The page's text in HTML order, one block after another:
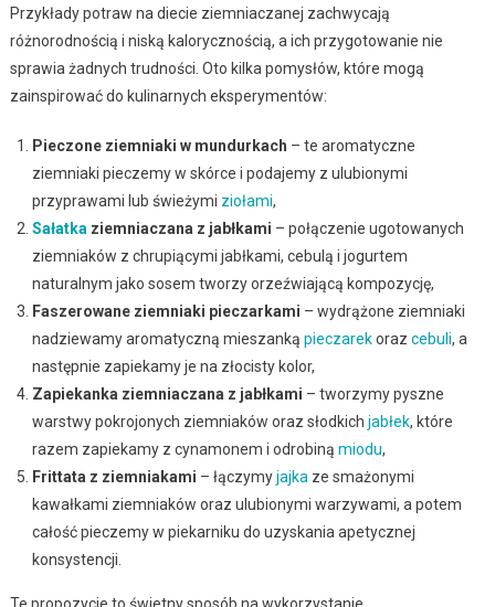
Przykłady potraw na diecie ziemniaczanej zachwycają
różnorodnością i niską kalorycznością, a ich przygotowanie nie
sprawia żadnych trudności. Oto kilka pomysłów, które mogą
zainspirować do kulinarnych eksperymentów:
Pieczone ziemniaki w mundurkach – te aromatyczne
ziemniaki pieczemy w skórce i podajemy z ulubionymi
przyprawami lub świeżymi ziołami,
Sałatka ziemniaczana z jabłkami – połączenie ugotowanych
ziemniaków z chrupiącymi jabłkami, cebulą i jogurtem
naturalnym jako sosem tworzy orzeźwiającą kompozycję,
Faszerowane ziemniaki pieczarkami – wydrążone ziemniaki
nadziewamy aromatyczną mieszanką pieczarekoraz cebuli, a
następnie zapiekamy je na złocisty kolor,
Zapiekanka ziemniaczana z jabłkami – tworzymy pyszne
warstwy pokrojonych ziemniaków oraz słodkich jabłek, które
razem zapiekamy z cynamonem i odrobiną miodu,
Frittata z ziemniakami – łączymyjajka ze smażonymi
kawałkami ziemniaków oraz ulubionymi warzywami, a potem
całość pieczemy w piekarniku do uzyskania apetycznej
konsystencji.